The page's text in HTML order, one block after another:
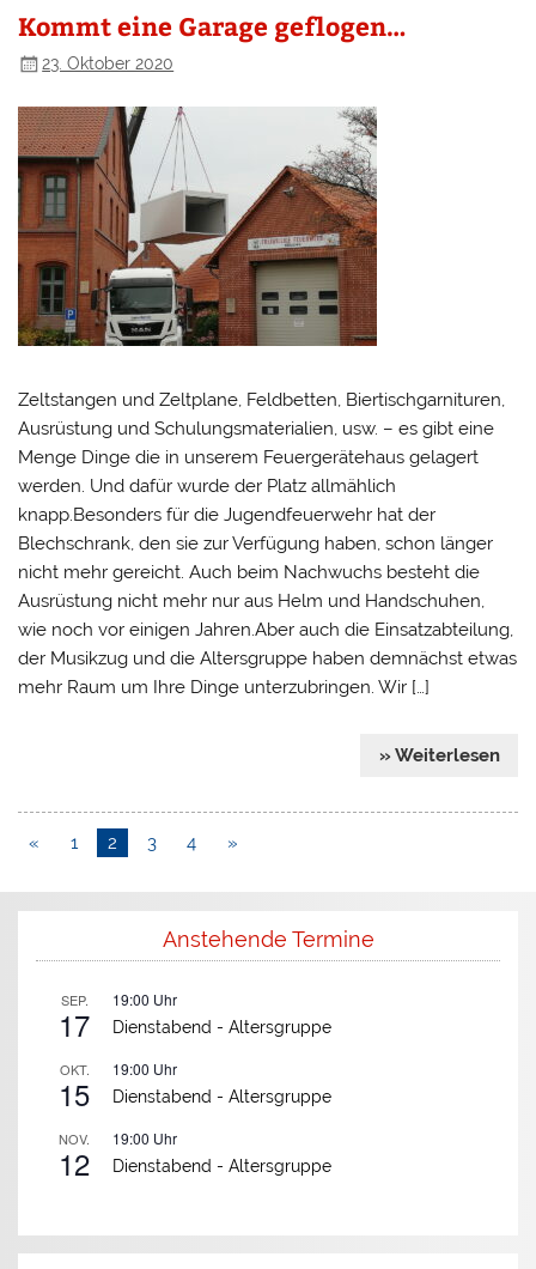
Kommt eine Garage geflogen…
23. Oktober 2020
Zeltstangen und Zeltplane, Feldbetten, Biertischgarnituren,
Ausrüstung und Schulungsmaterialien, usw. – es gibt eine
Menge Dinge die in unserem Feuergerätehaus gelagert
werden. Und dafür wurde der Platz allmählich
knapp.Besonders für die Jugendfeuerwehr hat der
Blechschrank, den sie zur Verfügung haben, schon länger
nicht mehr gereicht. Auch beim Nachwuchs besteht die
Ausrüstung nicht mehr nur aus Helm und Handschuhen,
wie noch vor einigen Jahren.Aber auch die Einsatzabteilung,
der Musikzug und die Altersgruppe haben demnächst etwas
mehr Raum um Ihre Dinge unterzubringen. Wir […]
» Weiterlesen
« 1 2 3 4 »
Anstehende Termine
SEP.
17
19:00 Uhr
Dienstabend -Altersgruppe
OKT.
15
19:00 Uhr
Dienstabend -Altersgruppe
NOV.
12
19:00 Uhr
Dienstabend -Altersgruppe